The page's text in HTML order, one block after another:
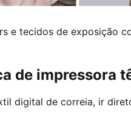
e tecidos de exposição
de impressora
digital de correia, ir